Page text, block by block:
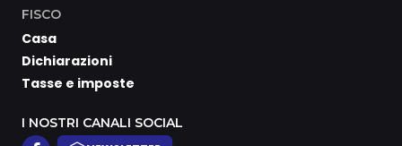
FISCO
Casa
Dichiarazioni
Tasse e imposte
I NOSTRI CANALI SOCIAL